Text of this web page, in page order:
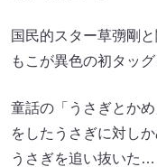
国民的スター草彅剛
もこが異色の初タッ
童話の「うさぎとか
をしたうさぎに対し
うさぎを追い抜いた